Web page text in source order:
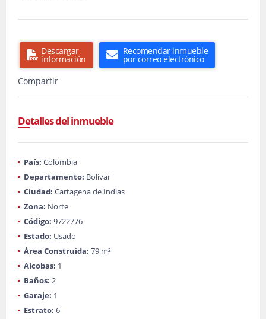
Descargar
información
Recomendar inmueble
por correo electrónico
Compartir
Detalles del inmueble
País: Colombia
Departamento: Bolívar
Ciudad: Cartagena de Indias
Zona: Norte
Código: 9722776
Estado: Usado
Área Construida: 79 m²
Alcobas: 1
Baños: 2
Garaje: 1
Estrato: 6